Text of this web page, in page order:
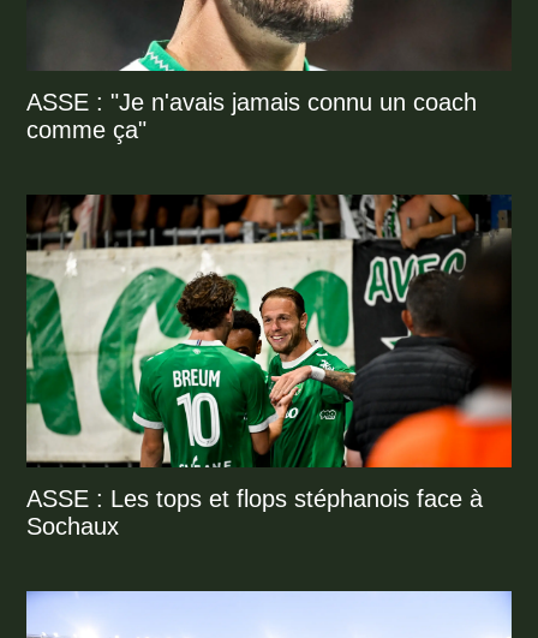
ASSE : "Je n'avais jamais connu un coach
comme ça"
ASSE : Les tops et flops stéphanois face à
Sochaux